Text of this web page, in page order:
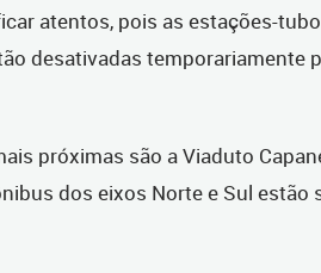
atentos, pois as estações-
desativadas temporariamente
próximas são a Viaduto
dos eixos Norte e Sul estão